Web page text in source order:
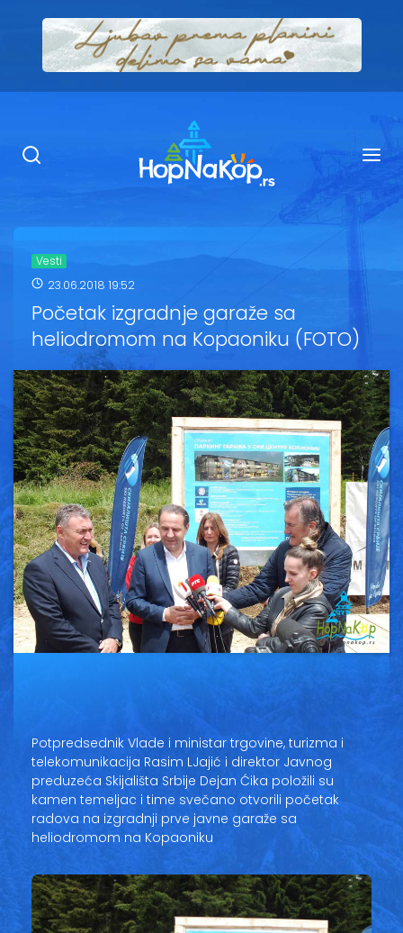
Ugostiteljstvo
Kop Info
Ski škole
Ski renta
Vesti
Oglasi
Galerija
Copyright© 2020
HopNaKop
Vesti
23.06.2018 19:52
Početak izgradnje garaže sa
heliodromom na Kopaoniku (FOTO)
Potpredsednik Vlade i ministar trgovine, turizma i
telekomunikacija Rasim LJajić i direktor Javnog
preduzeća Skijališta Srbije Dejan Ćika položili su
kamen temeljac i time svečano otvorili početak
radova na izgradnji prve javne garaže sa
heliodromom na Kopaoniku